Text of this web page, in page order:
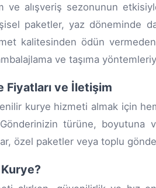
ve alışveriş sezonunun
paketler, yaz döneminde
kalitesinden ödün
ve taşıma
Fiyatları ve İletişim
kurye hizmeti almak için
türüne,
özel paketler veya toplu